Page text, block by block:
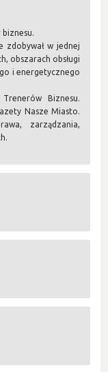
zdobywał w jednej
obszarach obsługi
i energetycznego
Biznesu.
Nasze Miasto.
zarządzania,